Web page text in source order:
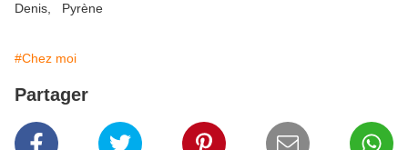
Denis, Pyrène
#Chez moi
Partager